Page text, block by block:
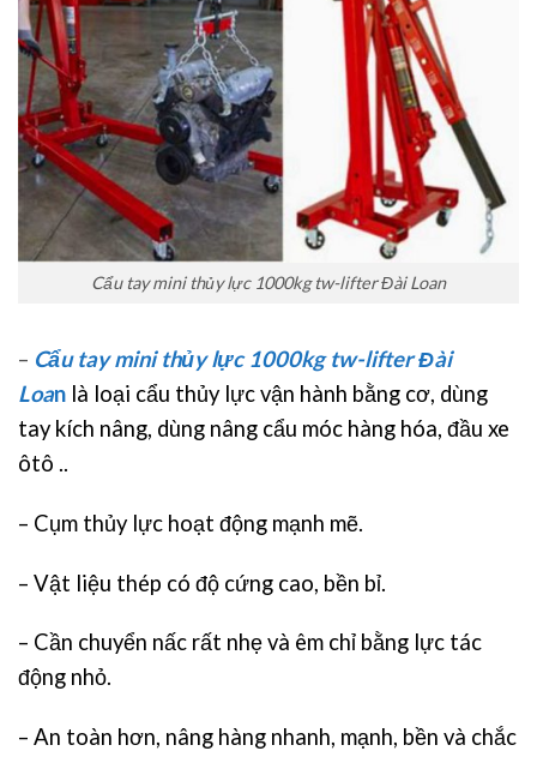
Cẩu tay mini thủy lực 1000kg tw-lifter Đài Loan
– Cẩu tay mini thủy lực 1000kg tw-lifter Đài
Loan là loại cẩu thủy lực vận hành bằng cơ, dùng
tay kích nâng, dùng nâng cẩu móc hàng hóa, đầu xe
ôtô ..
– Cụm thủy lực hoạt động mạnh mẽ.
– Vật liệu thép có độ cứng cao, bền bỉ.
– Cần chuyển nấc rất nhẹ và êm chỉ bằng lực tác
động nhỏ.
– An toàn hơn, nâng hàng nhanh, mạnh, bền và chắc